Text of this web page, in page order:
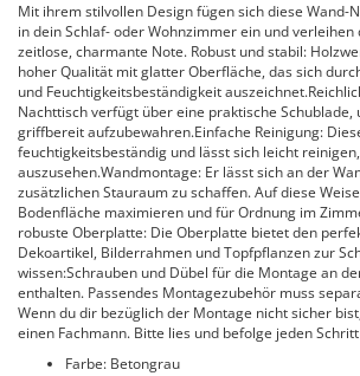
Mit ihrem stilvollen Design fügen sich diese Wand-
in dein Schlaf- oder Wohnzimmer ein und
zeitlose, charmante Note. Robust und stabil:
hoher Qualität mit glatter Oberfläche, das sich
und Feuchtigkeitsbeständigkeit
Nachttisch verfügt über eine praktische Schublade,
griffbereit aufzubewahren.Einfache Reinigung:
feuchtigkeitsbeständig und lässt sich leicht
auszusehen.Wandmontage: Er lässt sich an der
zusätzlichen Stauraum zu schaffen. Auf diese
Bodenfläche maximieren und für Ordnung im
robuste Oberplatte: Die Oberplatte bietet den
Dekoartikel, Bilderrahmen und Topfpflanzen zur
wissen:Schrauben und Dübel für die Montage an
enthalten. Passendes Montagezubehör muss
Wenn du dir bezüglich der Montage nicht sicher
einen Fachmann. Bitte lies und befolge jeden
Farbe: Betongrau